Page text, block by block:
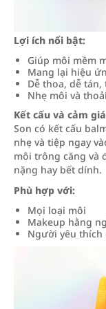
Lợi ích nổi bật:
Giúp môi mềm
Mang lại hiệu
Dễ thoa, dễ
Nhẹ môi và
Kết cấu và cảm
Son có kết cấu
nhẹ và tiệp ngay
môi trông căng và
nặng hay bết dính.
Phù hợp với:
Mọi loại môi
Makeup hằng
Người yêu